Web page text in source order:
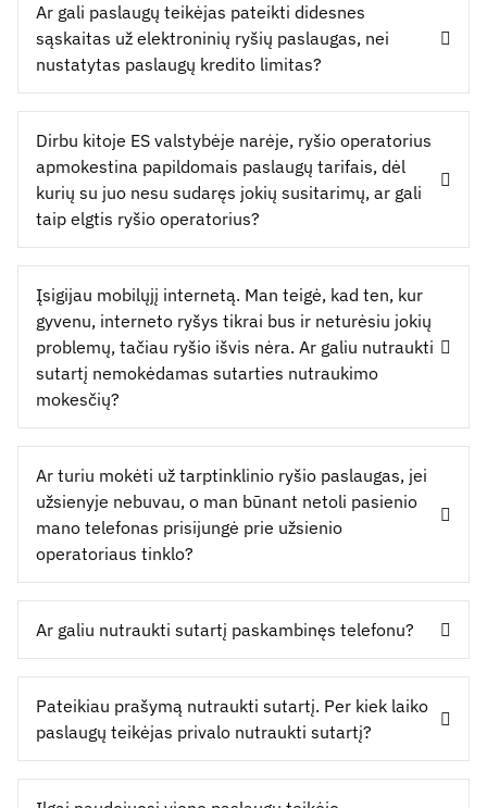
Ar gali paslaugų teikėjas pateikti didesnes
sąskaitas už elektroninių ryšių paslaugas, nei
nustatytas paslaugų kredito limitas?
Dirbu kitoje ES valstybėje narėje, ryšio operatorius
apmokestina papildomais paslaugų tarifais, dėl
kurių su juo nesu sudaręs jokių susitarimų, ar gali
taip elgtis ryšio operatorius?
Įsigijau mobilųjį internetą. Man teigė, kad ten, kur
gyvenu, interneto ryšys tikrai bus ir neturėsiu jokių
problemų, tačiau ryšio išvis nėra. Ar galiu nutraukti
sutartį nemokėdamas sutarties nutraukimo
mokesčių?
Ar turiu mokėti už tarptinklinio ryšio paslaugas, jei
užsienyje nebuvau, o man būnant netoli pasienio
mano telefonas prisijungė prie užsienio
operatoriaus tinklo?
Ar galiu nutraukti sutartį paskambinęs telefonu?
Pateikiau prašymą nutraukti sutartį. Per kiek laiko
paslaugų teikėjas privalo nutraukti sutartį?